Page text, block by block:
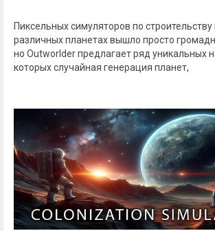
Пиксельных симуляторов по строительству
различных планетах вышло просто
но Outworlder предлагает ряд уникальных
которых случайная генерация планет,